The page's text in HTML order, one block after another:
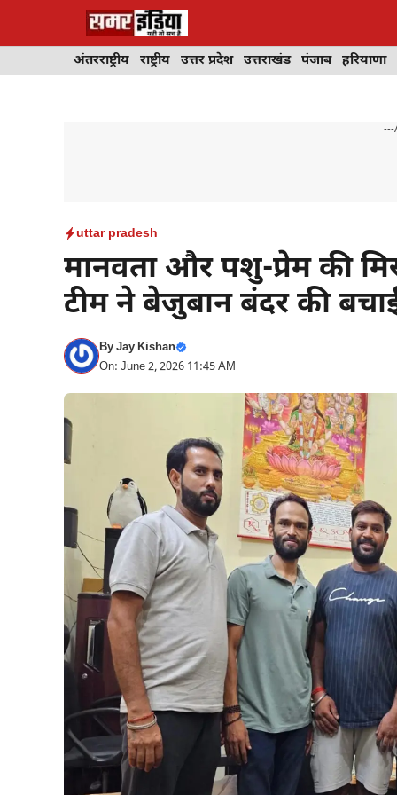
अंतरराष्ट्रीय राष्ट्रीय उत्तर प्रदेश उत्तराखंड पंजाब हरियाणा
---
uttar pradesh
मानवता और पशु-प्रेम की
टीम ने बेजुबान बंदर की
ByJay Kishan
On: June 2, 2026 11:45 AM